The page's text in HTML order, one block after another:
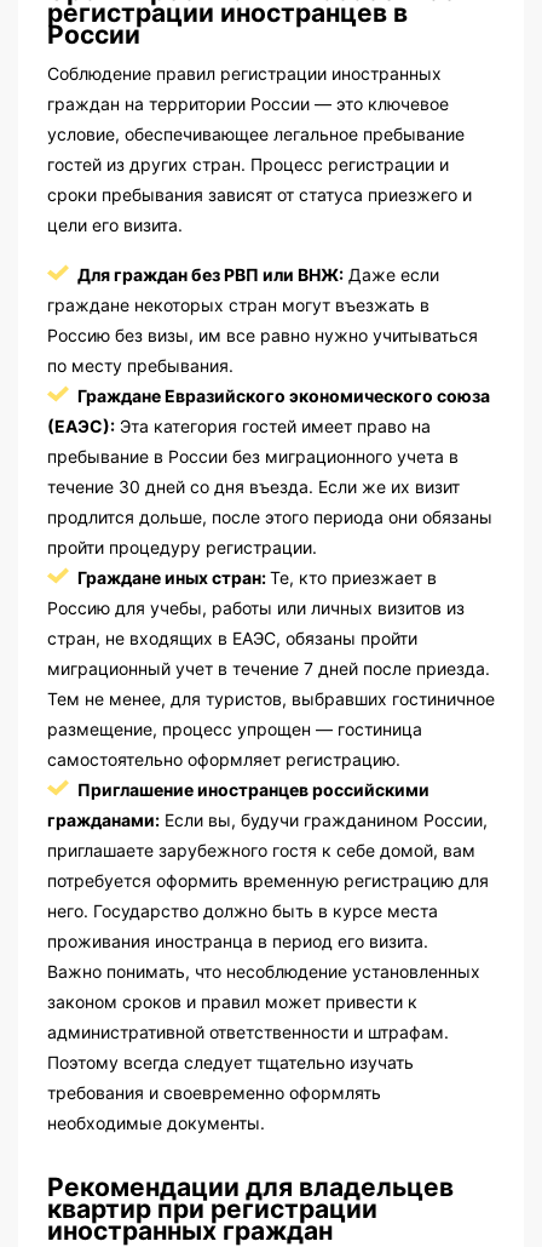
регистрации иностранцев в
России
Соблюдение правил регистрации иностранных
граждан на территории России — это ключевое
условие, обеспечивающее легальное пребывание
гостей из других стран. Процесс регистрации и
сроки пребывания зависят от статуса приезжего и
цели его визита.
Для граждан без РВП или ВНЖ: Даже если
граждане некоторых стран могут въезжать в
Россию без визы, им все равно нужно учитываться
по месту пребывания.
Граждане Евразийского экономического союза
(ЕАЭС): Эта категория гостей имеет право на
пребывание в России без миграционного учета в
течение 30 дней со дня въезда. Если же их визит
продлится дольше, после этого периода они обязаны
пройти процедуру регистрации.
Граждане иных стран:Те, кто приезжает в
Россию для учебы, работы или личных визитов из
стран, не входящих в ЕАЭС, обязаны пройти
миграционный учет в течение 7 дней после приезда.
Тем не менее, для туристов, выбравших гостиничное
размещение, процесс упрощен — гостиница
самостоятельно оформляет регистрацию.
Приглашение иностранцев российскими
гражданами: Если вы, будучи гражданином России,
приглашаете зарубежного гостя к себе домой, вам
потребуется оформить временную регистрацию для
него. Государство должно быть в курсе места
проживания иностранца в период его визита.
Важно понимать, что несоблюдение установленных
законом сроков и правил может привести к
административной ответственности и штрафам.
Поэтому всегда следует тщательно изучать
требования и своевременно оформлять
необходимые документы.
Рекомендации для владельцев
квартир при регистрации
иностранных граждан